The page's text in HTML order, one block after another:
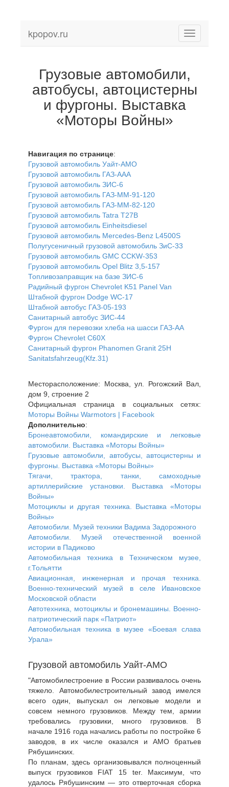
Toggle
navigation
kpopov.ru
Грузовые автомобили,
автобусы, автоцистерны
и фургоны. Выставка
«Моторы Войны»
Навигация по странице:
Грузовой автомобиль Уайт-АМО
Грузовой автомобиль ГАЗ-ААА
Грузовой автомобиль ЗИС-6
Грузовой автомобиль ГАЗ-ММ-91-120
Грузовой автомобиль ГАЗ-ММ-82-120
Грузовой автомобиль Tatra T27B
Грузовой автомобиль Einheitsdiesel
Грузовой автомобиль Mercedes-Benz L4500S
Полугусеничный грузовой автомобиль ЗиС-33
Грузовой автомобиль GMC CCKW-353
Грузовой автомобиль Opel Blitz 3,5-157
Топливозаправщик на базе ЗИС-6
Радийный фургон Chevrolet K51 Panel Van
Штабной фургон Dodge WC-17
Штабной автобус ГАЗ-05-193
Санитарный автобус ЗИС-44
Фургон для перевозки хлеба на шасси ГАЗ-АА
Фургон Chevrolet C60X
Санитарный фургон Phanomen Granit 25H
Sanitatsfahrzeug(Kfz.31)
Месторасположение: Москва, ул. Рогожский Вал,
дом 9, строение 2
Официальная страница в социальных сетях:
Моторы Войны Warmotors | Facebook
Дополнительно:
Бронеавтомобили, командирские и легковые
автомобили. Выставка «Моторы Войны»
Грузовые автомобили, автобусы, автоцистерны и
фургоны. Выставка «Моторы Войны»
Тягачи, трактора, танки, самоходные
артиллерийские установки. Выставка «Моторы
Войны»
Мотоциклы и другая техника. Выставка «Моторы
Войны»
Автомобили. Музей техники Вадима Задорожного
Автомобили. Музей отечественной военной
истории в Падиково
Автомобильная техника в Техническом музее,
г.Тольятти
Авиационная, инженерная и прочая техника.
Военно-технический музей в селе Ивановское
Московской области
Автотехника, мотоциклы и бронемашины. Военно-
патриотический парк «Патриот»
Автомобильная техника в музее «Боевая слава
Урала»
Грузовой автомобиль Уайт-АМО
"Автомобилестроение в России развивалось очень
тяжело. Автомобилестроительный завод имелся
всего один, выпускал он легковые модели и
совсем немного грузовиков. Между тем, армии
требовались грузовики, много грузовиков. В
начале 1916 года начались работы по постройке 6
заводов, в их числе оказался и АМО братьев
Рябушинских.
По планам, здесь организовывался полноценный
выпуск грузовиков FIAT 15 ter. Максимум, что
удалось Рябушинским — это отверточная сборка